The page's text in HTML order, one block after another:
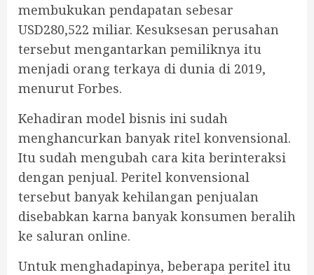
membukukan pendapatan sebesar
USD280,522 miliar. Kesuksesan perusahan
tersebut mengantarkan pemiliknya itu
menjadi orang terkaya di dunia di 2019,
menurut Forbes.
Kehadiran model bisnis ini sudah
menghancurkan banyak ritel konvensional.
Itu sudah mengubah cara kita berinteraksi
dengan penjual. Peritel konvensional
tersebut banyak kehilangan penjualan
disebabkan karna banyak konsumen beralih
ke saluran online.
Untuk menghadapinya, beberapa peritel itu